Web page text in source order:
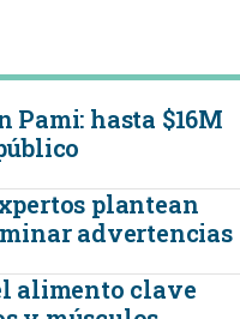
Pami: hasta $16M
plantean
advertencias
alimento clave